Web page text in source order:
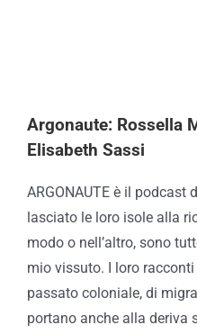
Argonaute: Rossella
Elisabeth Sassi
ARGONAUTE è il podcast
lasciato le loro isole alla
modo o nell’altro, sono
mio vissuto. I loro
passato coloniale, di
portano anche alla deriva